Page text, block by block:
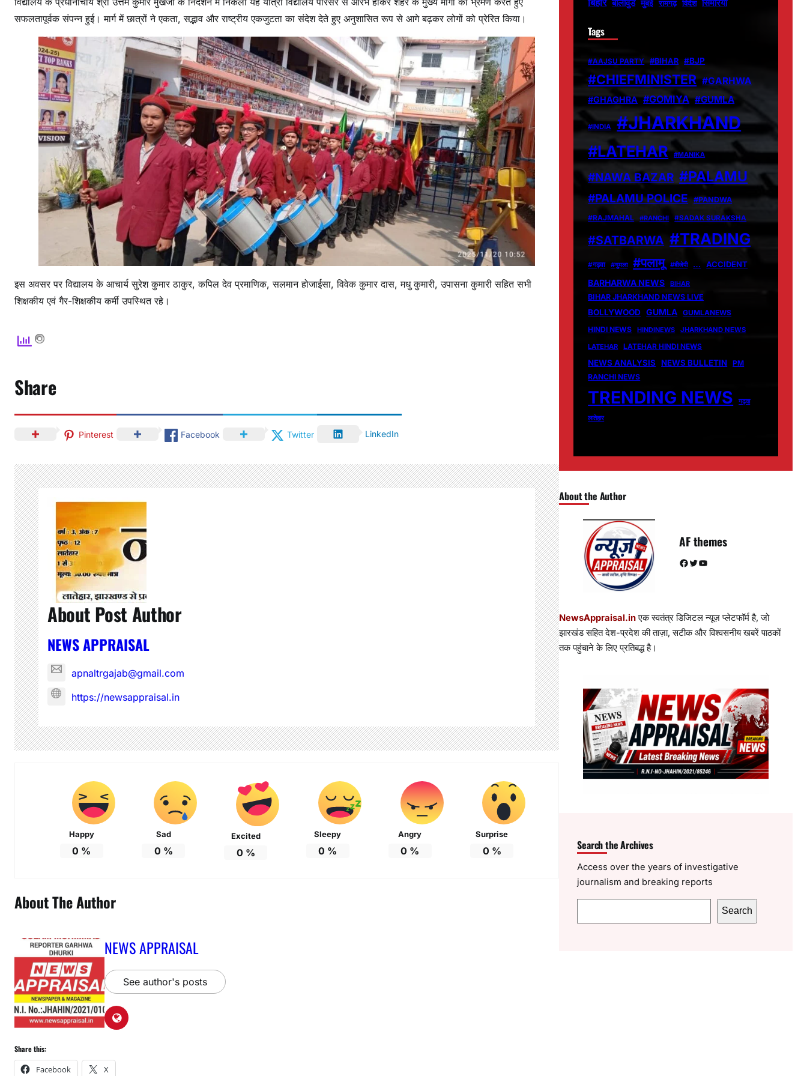
सफलतापूर्वक संपन्न हुई। मार्ग में छात्रों ने एकता, सद्भाव और राष्ट्रीय एकजुटता का संदेश देते हुए अनुशासित रूप से आगे बढ़कर लोगों को प्रेरित किया।
इस अवसर पर विद्यालय के आचार्य सुरेश कुमार ठाकुर, कपिल देव प्रमाणिक, सलमान होजाईसा, विवेक कुमार दास, मधु कुमारी, उपासना कुमारी सहित सभी
शिक्षकीय एवं गैर-शिक्षकीय कर्मी उपस्थित रहे।
Share
Pinterest Facebook Twitter LinkedIn
About Post Author
NEWS APPRAISAL
apnaltrgajab@gmail.com
https://newsappraisal.in
Happy
0 %
Sad
0 %
Excited
0 %
Sleepy
0 %
Angry
0 %
Surprise
0 %
About The Author
NEWS APPRAISAL
See author's posts
Share this:
Facebook X
बॉलीवुड मुंबई रामगढ़ विदेश सिमरिया
Tags
#AAJSU PARTY #BIHAR #BJP
#CHIEFMINISTER #GARHWA
#GHAGHRA #GOMIYA #GUMLA
#INDIA #JHARKHAND
#LATEHAR #MANIKA
#NAWA BAZAR #PALAMU
#PALAMU POLICE
#PANDWA
#RAJMAHAL
#RANCHI #SADAK SURAKSHA
#SATBARWA #TRADING
#गढ़वा #गुमला #पलामू #बीजेपी … ACCIDENT
BARHARWA NEWS BIHAR
BIHAR JHARKHAND NEWS LIVE
BOLLYWOOD GUMLA
GUMLANEWS
HINDI NEWS
HINDINEWS
JHARKHAND NEWS
LATEHAR
LATEHAR HINDI NEWS
NEWS ANALYSIS NEWS BULLETIN
PM
RANCHI NEWS
TRENDING NEWS
गढ़वा
लातेहार
About the Author
AF themes
Facebook Twitter YouTube
NewsAppraisal.inएक स्वतंत्र डिजिटल न्यूज़ प्लेटफॉर्म है, जो
झारखंड सहित देश-प्रदेश की ताज़ा, सटीक और विश्वसनीय खबरें पाठकों
तक पहुंचाने के लिए प्रतिबद्ध है।
Search the Archives
Access over the years of investigative
journalism and breaking reports
e
Search